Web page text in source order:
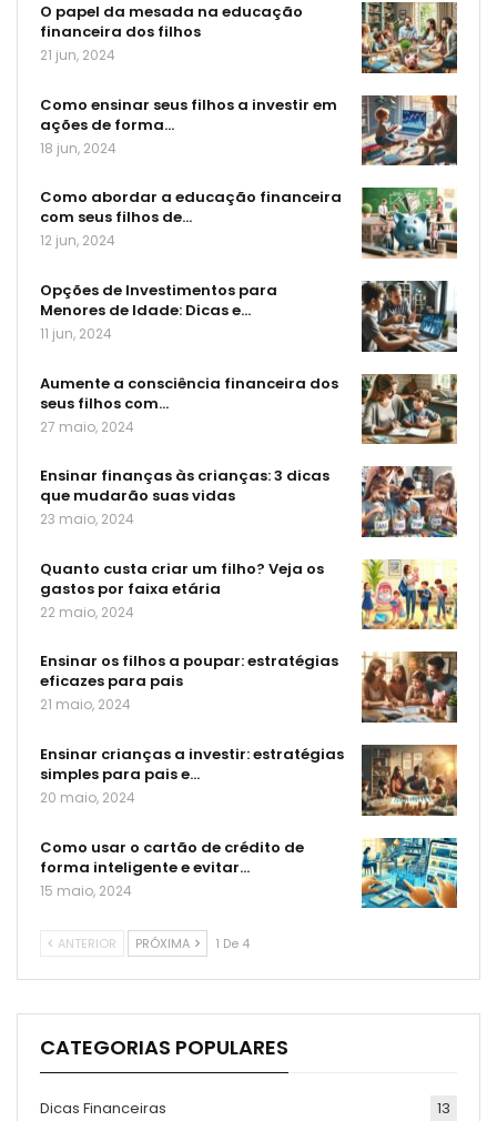
O papel da mesada na educação
financeira dos filhos
21 jun, 2024
Como ensinar seus filhos a investir em
ações de forma…
18 jun, 2024
Como abordar a educação financeira
com seus filhos de…
12 jun, 2024
Opções de Investimentos para
Menores de Idade: Dicas e…
11 jun, 2024
Aumente a consciência financeira dos
seus filhos com…
27 maio, 2024
Ensinar finanças às crianças: 3 dicas
que mudarão suas vidas
23 maio, 2024
Quanto custa criar um filho? Veja os
gastos por faixa etária
22 maio, 2024
Ensinar os filhos a poupar: estratégias
eficazes para pais
21 maio, 2024
Ensinar crianças a investir: estratégias
simples para pais e…
20 maio, 2024
Como usar o cartão de crédito de
forma inteligente e evitar…
15 maio, 2024
ANTERIOR PRÓXIMA 1 De 4
CATEGORIAS POPULARES
Dicas Financeiras 13